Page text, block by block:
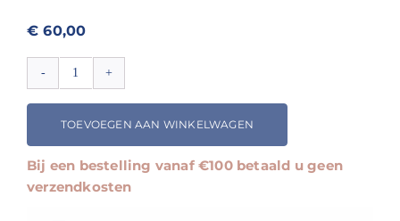
€ 60,00
Dermaceutic
Over
TOEVOEGEN AAN WINKELWAGEN
Bij een bestelling vanaf €100 betaald u geen
verzendkosten